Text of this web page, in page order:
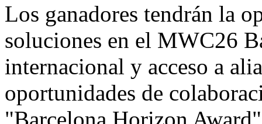
Los ganadores tendrán la
soluciones en el MWC26
internacional y acceso a
oportunidades de
"Barcelona Horizon